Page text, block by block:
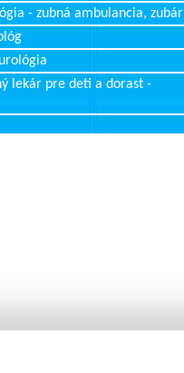
- zubná ambulancia, zubár
lekár pre deti a dorast -